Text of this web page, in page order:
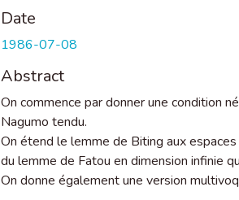
Date
1986-07-08
Abstract
On commence par donner une condition
Nagumo tendu.
On étend le lemme de Biting aux
du lemme de Fatou en dimension infinie
On donne également une version